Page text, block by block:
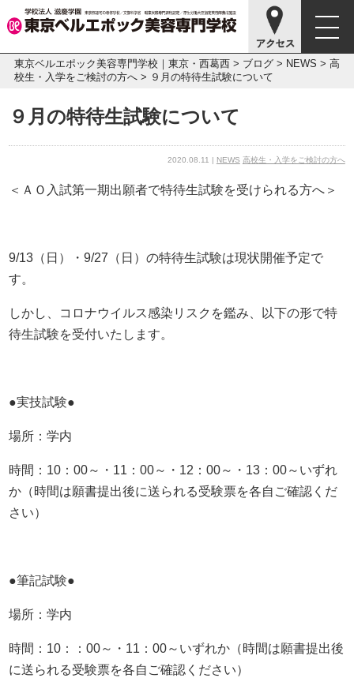
東京ベルエポック美容専門学校｜東京・西葛西> ブログ> NEWS > 高
校生・入学をご検討の方へ> ９月の特待生試験について
９月の特待生試験について
2020.08.11 | NEWS 高校生・入学をご検討の方へ
＜ＡＯ入試第一期出願者で特待生試験を受けられる方へ＞
9/13（日）・9/27（日）の特待生試験は現状開催予定で
す。
しかし、コロナウイルス感染リスクを鑑み、以下の形で特
待生試験を受付いたします。
●実技試験●
場所：学内
時間：10：00～・11：00～・12：00～・13：00～いずれ
か（時間は願書提出後に送られる受験票を各自ご確認くだ
さい）
●筆記試験●
場所：学内
時間：10：：00～・11：00～いずれか（時間は願書提出後
に送られる受験票を各自ご確認ください）